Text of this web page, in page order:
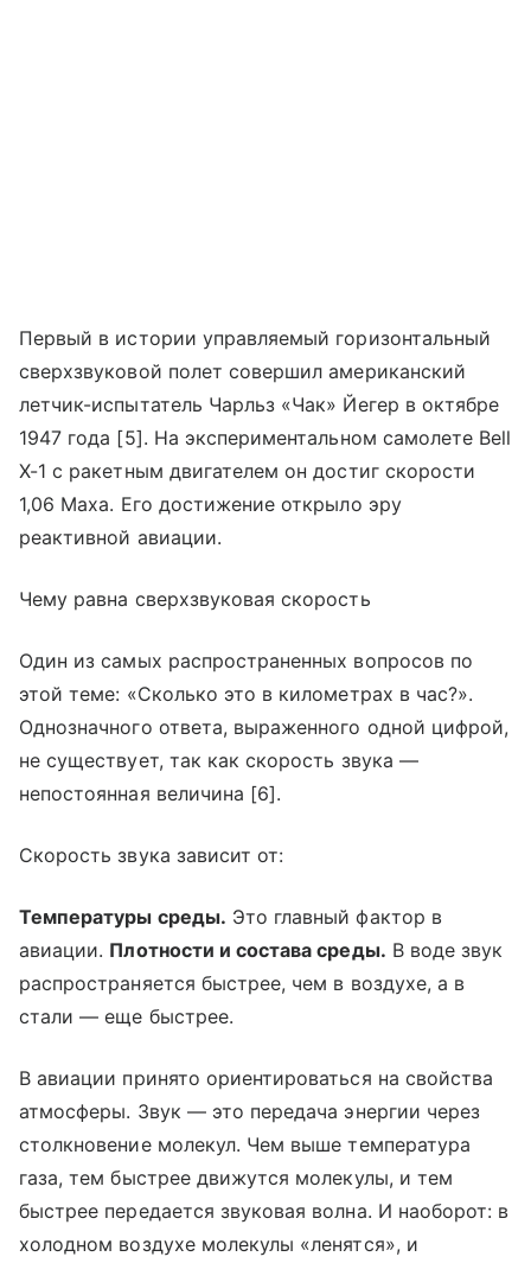
Первый в истории управляемый горизонтальный
сверхзвуковой полет совершил американский
летчик-испытатель Чарльз «Чак» Йегер в октябре
1947 года [5]. На экспериментальном самолете Bell
X-1 с ракетным двигателем он достиг скорости
1,06 Маха. Его достижение открыло эру
реактивной авиации.
Чему равна сверхзвуковая скорость
Один из самых распространенных вопросов по
этой теме: «Сколько это в километрах в час?».
Однозначного ответа, выраженного одной цифрой,
не существует, так как скорость звука —
непостоянная величина [6].
Скорость звука зависит от:
Температуры среды. Это главный фактор в
авиации. Плотности и состава среды. В воде звук
распространяется быстрее, чем в воздухе, а в
стали — еще быстрее.
В авиации принято ориентироваться на свойства
атмосферы. Звук — это передача энергии через
столкновение молекул. Чем выше температура
газа, тем быстрее движутся молекулы, и тем
быстрее передается звуковая волна. И наоборот: в
холодном воздухе молекулы «ленятся», и